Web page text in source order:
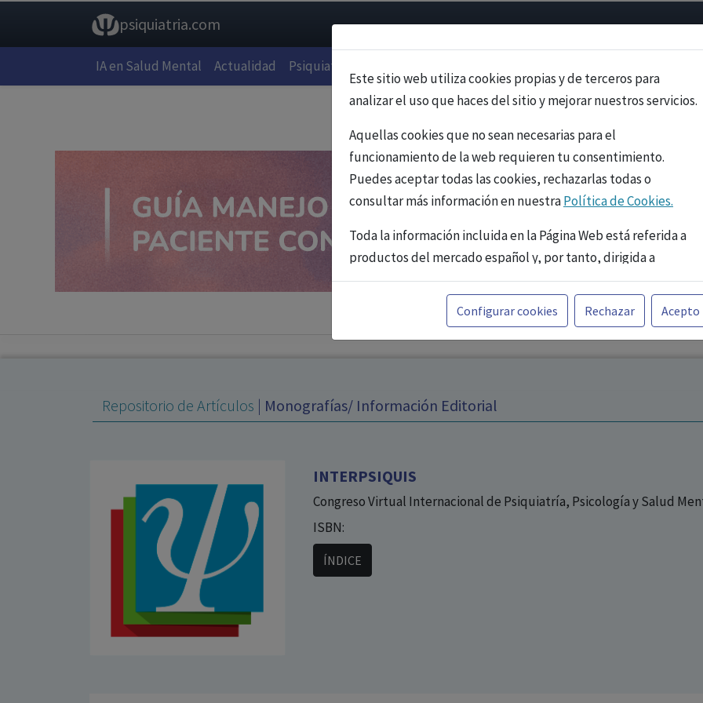
psiquiatria.com
IA en Salud Mental Actualidad Psiquiatría
Este sitio web utiliza cookies propias y de terceros para
analizar el uso que haces del sitio y mejorar nuestros servicios.
Aquellas cookies que no sean necesarias para el
funcionamiento de la web requieren tu consentimiento.
Puedes aceptar todas las cookies, rechazarlas todas o
consultar más información en nuestraPolítica de Cookies.
Toda la información incluida en la Página Web está referida a
productos del mercado español y, por tanto, dirigida a
profesionales sanitarios legalmente facultados para
prescribir o dispensar medicamentos con ejercicio
profesional. La información técnica de los fármacos se facilita
a título meramente informativo, siendo responsabilidad de
a las necesidades del paciente.
Configurar cookies Rechazar Acepto
Repositorio de Artículos | Monografías/ Información Editorial
INTERPSIQUIS
Congreso Virtual Internacional de Psiquiatría, Psicología y Salud
ISBN:
ÍNDICE